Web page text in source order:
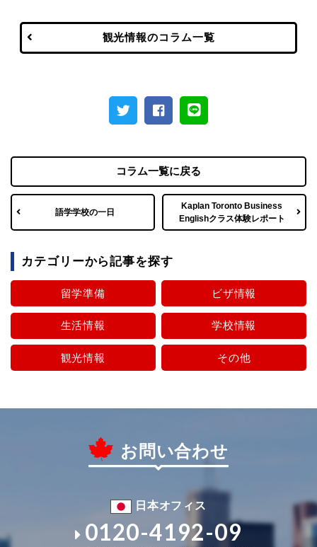
観光情報のコラム一覧
語学学校の一日
コラム一覧に戻る
Kaplan Toronto Business
Englishクラス体験レポート
カテゴリーから記事を探す
留学準備 ビザ情報
生活情報 学校情報
観光情報 その他
お問い合わせ
日本オフィス
0120-4192-09